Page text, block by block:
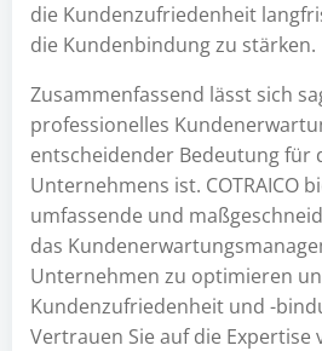
die Kundenzufriedenheit
die Kundenbindung zu stärken.
Zusammenfassend lässt sich
professionelles
entscheidender Bedeutung für
Unternehmens ist. COTRAICO
umfassende und
das
Unternehmen zu optimieren
Kundenzufriedenheit und -
Vertrauen Sie auf die Expertise